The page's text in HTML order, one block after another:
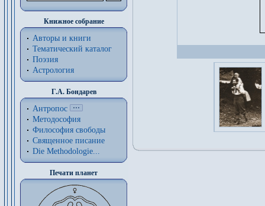
Книжное собрание
Авторы и книги
Тематический каталог
Поэзия
Астрология
Г.А. Бондарев
Антропос
Методософия
Философия cвободы
Священное писание
Die Methodologie...
Печати планет